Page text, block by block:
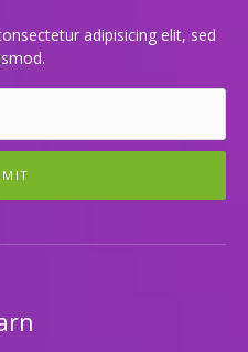
adipisicing elit, sed